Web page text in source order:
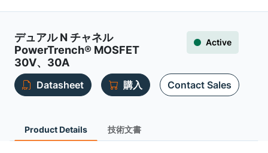
デュアル N チャネル
PowerTrench® MOSFET
30V、30A
Active
Datasheet 購入 Contact Sales
Product Details 技術文書